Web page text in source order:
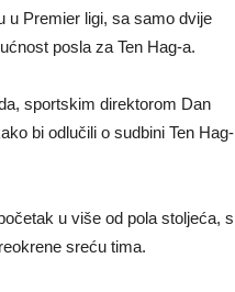
u Premier ligi, sa samo dvije
posla za Ten Hag-a.
sportskim direktorom Dan
bi odlučili o sudbini Ten Hag-
u više od pola stoljeća, s
sreću tima.